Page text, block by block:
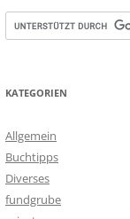
KATEGORIEN
Allgemein
Buchtipps
Diverses
fundgrube